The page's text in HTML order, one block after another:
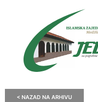
< NAZAD NA ARHIVU